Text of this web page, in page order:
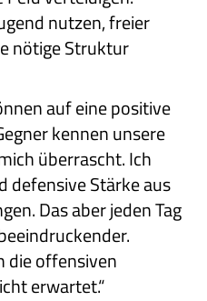
nutzen, freier
nötige Struktur
auf eine positive
kennen unsere
überrascht. Ich
defensive Stärke aus
Das aber jeden Tag
die offensiven
erwartet.“